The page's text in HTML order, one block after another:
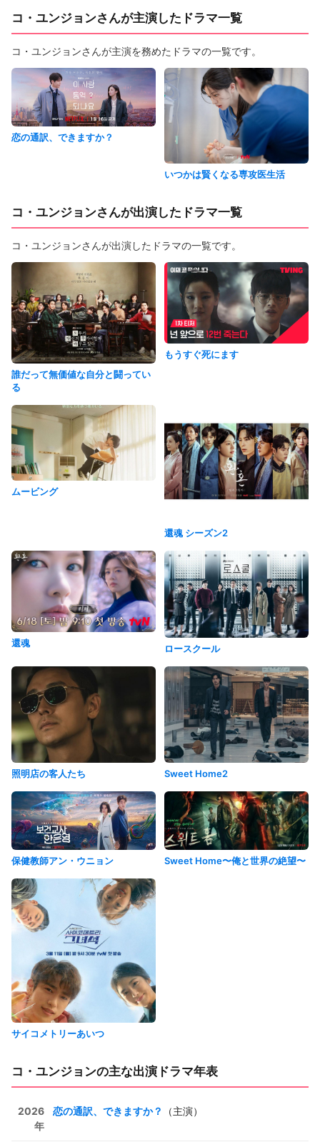
コ・ユンジョンさんが主演したドラマ一覧
コ・ユンジョンさんが主演を務めたドラマの一覧です。
恋の通訳、できますか？
いつかは賢くなる専攻医生活
コ・ユンジョンさんが出演したドラマ一覧
コ・ユンジョンさんが出演したドラマの一覧です。
誰だって無価値な自分と闘ってい
る
もうすぐ死にます
ムービング
還魂 シーズン2
還魂
ロースクール
照明店の客人たち Sweet Home2
保健教師アン・ウニョン Sweet Home〜俺と世界の絶望〜
サイコメトリーあいつ
コ・ユンジョンの主な出演ドラマ年表
2026
年
恋の通訳、できますか？ （主演）